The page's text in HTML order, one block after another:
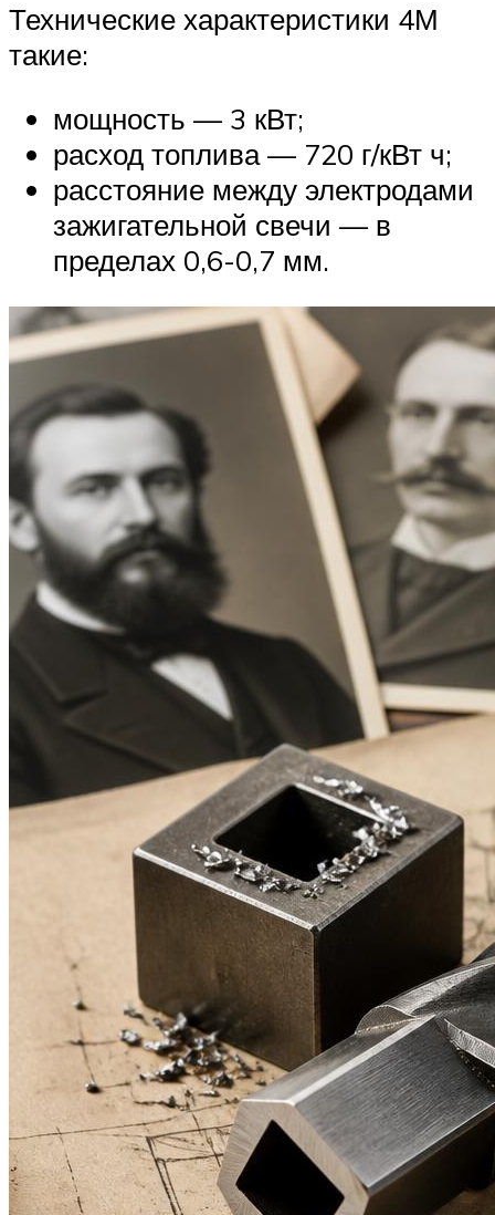
Технические характеристики 4М
такие:
мощность — 3 кВт;
расход топлива — 720 г/кВт ч;
расстояние между электродами
зажигательной свечи — в
пределах 0,6-0,7 мм.